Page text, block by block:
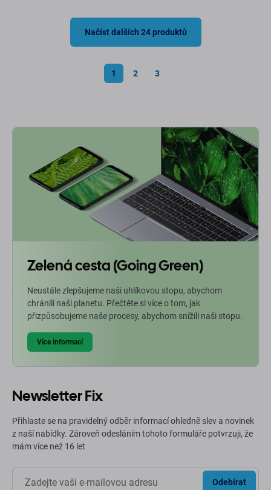
Načíst dalších 24 produktů
1 2 3
Zelená cesta (Going Green)
Neustále zlepšujeme naši uhlíkovou stopu, abychom
chránili naši planetu. Přečtěte si více o tom, jak
přizpůsobujeme naše procesy, abychom snížili naši stopu.
Více informací
Newsletter Fix
Přihlaste se na pravidelný odběr informací ohledně slev a novinek
z naší nabídky. Zároveň odesláním tohoto formuláře potvrzuji, že
mám více než 16 let
Odebírat